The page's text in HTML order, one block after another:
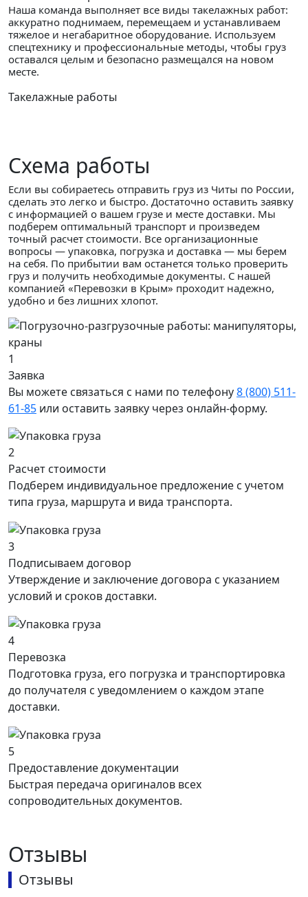
Наша команда выполняет все виды такелажных работ:
аккуратно поднимаем, перемещаем и устанавливаем
тяжелое и негабаритное оборудование. Используем
спецтехнику и профессиональные методы, чтобы груз
оставался целым и безопасно размещался на новом
месте.
Такелажные работы
Схема работы
Если вы собираетесь отправить груз из Читы по России,
сделать это легко и быстро. Достаточно оставить заявку
с информацией о вашем грузе и месте доставки. Мы
подберем оптимальный транспорт и произведем
точный расчет стоимости. Все организационные
вопросы — упаковка, погрузка и доставка — мы берем
на себя. По прибытии вам останется только проверить
груз и получить необходимые документы. С нашей
компанией «Перевозки в Крым» проходит надежно,
удобно и без лишних хлопот.
1
Заявка
Вы можете связаться с нами по телефону8 (800) 511-
61-85 или оставить заявку через онлайн-форму.
2
Расчет стоимости
Подберем индивидуальное предложение с учетом
типа груза, маршрута и вида транспорта.
3
Подписываем договор
Утверждение и заключение договора с указанием
условий и сроков доставки.
4
Перевозка
Подготовка груза, его погрузка и транспортировка
до получателя с уведомлением о каждом этапе
доставки.
5
Предоставление документации
Быстрая передача оригиналов всех
сопроводительных документов.
Отзывы
Отзывы